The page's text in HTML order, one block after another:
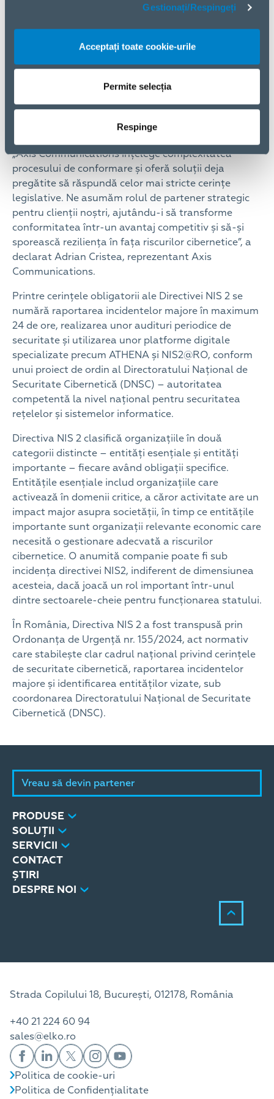
Gestionați/Respingeți
Acceptați toate cookie-urile
Permite selecția
Respinge
ELKO Romania asigură acces rapid și suport extins
pentru implementarea soluțiilor Axis, punând la
dispoziția partenerilor sesiuni demonstrative, Proof
of Concept și programe personalizate de instruire.
De asemenea, ELKO oferă notificări proactive
privind vulnerabilitățile și actualizări regulate ale
produselor Axis, reducând astfel, riscurile
„Axis Communications înțelege complexitatea
procesului de conformare și oferă soluții deja
pregătite să răspundă celor mai stricte cerințe
legislative. Ne asumăm rolul de partener strategic
pentru clienții noștri, ajutându-i să transforme
conformitatea într-un avantaj competitiv și să-și
sporească reziliența în fața riscurilor cibernetice”, a
declarat Adrian Cristea, reprezentant Axis
Communications.
Printre cerințele obligatorii ale Directivei NIS 2 se
numără raportarea incidentelor majore în maximum
24 de ore, realizarea unor audituri periodice de
securitate și utilizarea unor platforme digitale
specializate precum ATHENA și NIS2@RO, conform
unui proiect de ordin al Directoratului Național de
Securitate Cibernetică (DNSC) – autoritatea
competentă la nivel național pentru securitatea
rețelelor și sistemelor informatice.
Directiva NIS 2 clasifică organizațiile în două
categorii distincte – entități esențiale și entități
importante – fiecare având obligații specifice.
Entitățile esențiale includ organizațiile care
activează în domenii critice, a căror activitate are un
impact major asupra societății, în timp ce entitățile
importante sunt organizații relevante economic care
necesită o gestionare adecvată a riscurilor
cibernetice. O anumită companie poate fi sub
incidența directivei NIS2, indiferent de dimensiunea
acesteia, dacă joacă un rol important într-unul
dintre sectoarele-cheie pentru funcționarea statului.
În România, Directiva NIS 2 a fost transpusă prin
Ordonanța de Urgență nr. 155/2024, act normativ
care stabilește clar cadrul național privind cerințele
de securitate cibernetică, raportarea incidentelor
majore și identificarea entităților vizate, sub
coordonarea Directoratului Național de Securitate
Cibernetică (DNSC).
Vreau să devin partener
PRODUSE
SOLUȚII
SERVICII
CONTACT
ȘTIRI
DESPRE NOI
Strada Copilului 18, București, 012178, România
+40 21 224 60 94
sales@elko.ro
Politica de cookie-uri
Politica de Confidențialitate